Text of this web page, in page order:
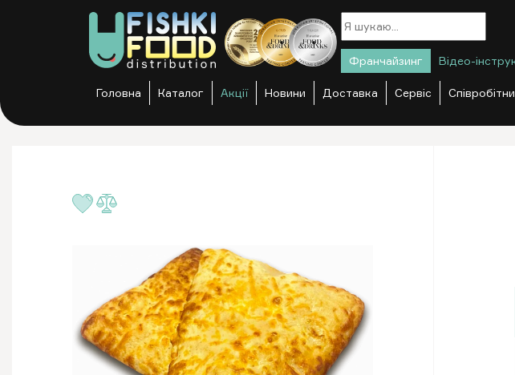
Франчайзинг Відео-
Головна Каталог Акції Новини Доставка Сервіс